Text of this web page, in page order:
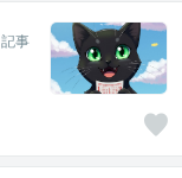
記事